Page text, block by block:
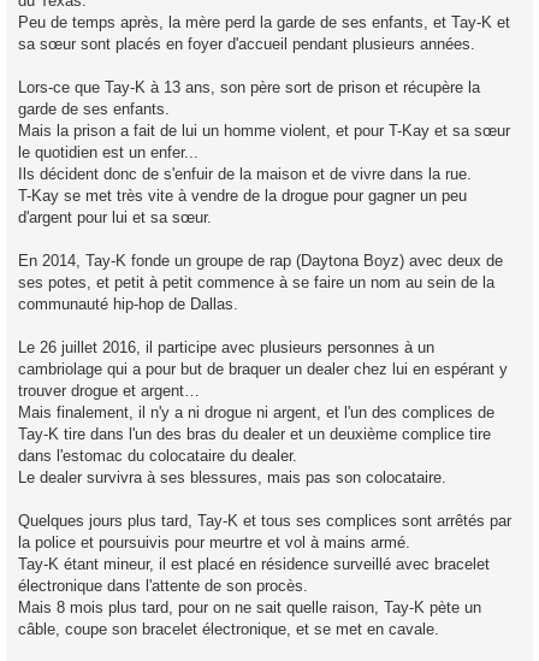
Peu de temps après, la mère perd la garde de ses enfants, et Tay-K et
sa sœur sont placés en foyer d'accueil pendant plusieurs années.
Lors-ce que Tay-K à 13 ans, son père sort de prison et récupère la
garde de ses enfants.
Mais la prison a fait de lui un homme violent, et pour T-Kay et sa sœur
le quotidien est un enfer...
Ils décident donc de s'enfuir de la maison et de vivre dans la rue.
T-Kay se met très vite à vendre de la drogue pour gagner un peu
d'argent pour lui et sa sœur.
En 2014, Tay-K fonde un groupe de rap (Daytona Boyz) avec deux de
ses potes, et petit à petit commence à se faire un nom au sein de la
communauté hip-hop de Dallas.
Le 26 juillet 2016, il participe avec plusieurs personnes à un
cambriolage qui a pour but de braquer un dealer chez lui en espérant y
trouver drogue et argent…
Mais finalement, il n'y a ni drogue ni argent, et l'un des complices de
Tay-K tire dans l'un des bras du dealer et un deuxième complice tire
dans l'estomac du colocataire du dealer.
Le dealer survivra à ses blessures, mais pas son colocataire.
Quelques jours plus tard, Tay-K et tous ses complices sont arrêtés par
la police et poursuivis pour meurtre et vol à mains armé.
Tay-K étant mineur, il est placé en résidence surveillé avec bracelet
électronique dans l'attente de son procès.
Mais 8 mois plus tard, pour on ne sait quelle raison, Tay-K pète un
câble, coupe son bracelet électronique, et se met en cavale.